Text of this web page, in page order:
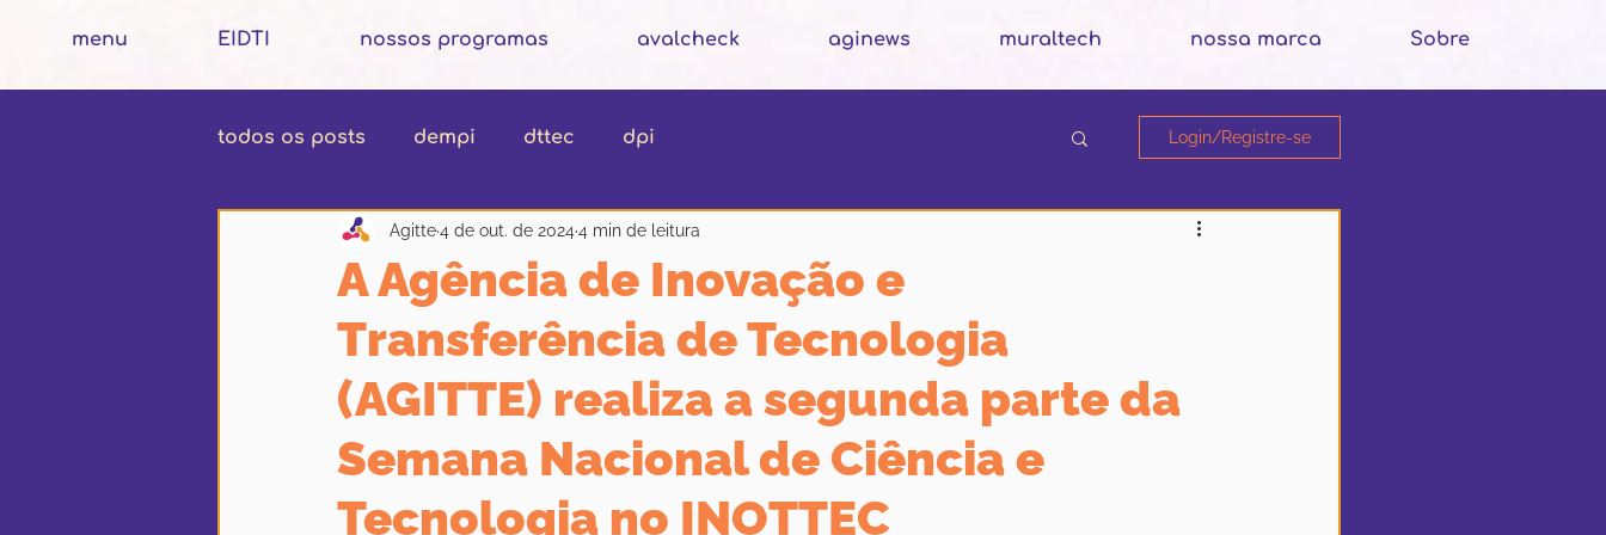
menu EIDTI nossos programas avalcheck aginews muraltech nossa marca Sobre
todos os posts dempi dttec dpi Login/Registre-se
A Agência de Inovação e
Transferência de Tecnologia
(AGITTE) realiza a segunda parte da
Semana Nacional de Ciência e
Tecnologia no INOTTEC
Agitte4 de out. de 20244 min de leitura